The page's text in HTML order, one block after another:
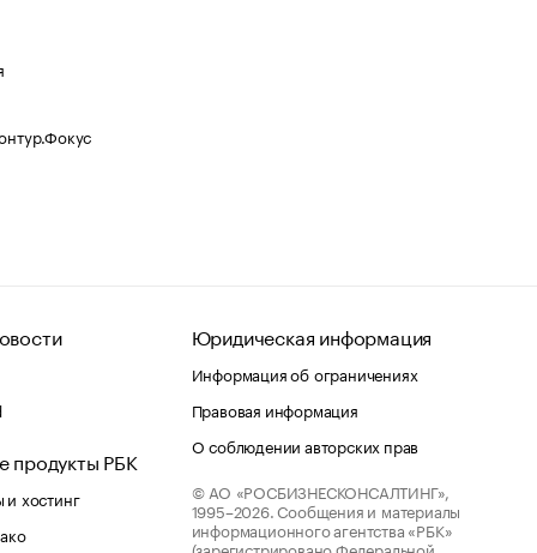
продукты РБК
хостинг
Юридическая информация
Информация об ограничениях
Правовая информация
О соблюдении авторских прав
© АО «РОСБИЗНЕСКОНСАЛТИНГ»,
1995–2026. Сообщения и материалы
информационного агентства «РБК»
(зарегистрировано Федеральной